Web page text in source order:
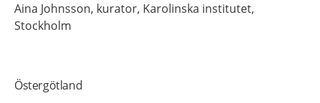
Aina Johnsson, kurator, Karolinska institutet,
Stockholm
Östergötland